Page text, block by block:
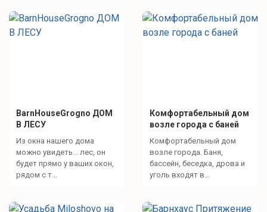
BarnHouseGrogno ДОМ
В ЛЕСУ
Из окна нашего дома
можно увидеть... лес, он
будет прямо у ваших окон,
рядом с т...
Комфортабельный дом
возле города с баней
Комфортабельный дом
возле города. Баня,
бассейн, беседка, дрова и
уголь входят в...